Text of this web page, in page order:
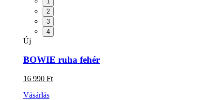
2
3
4
Új
BOWIE ruha fehér
16 990 Ft
Vásárlás